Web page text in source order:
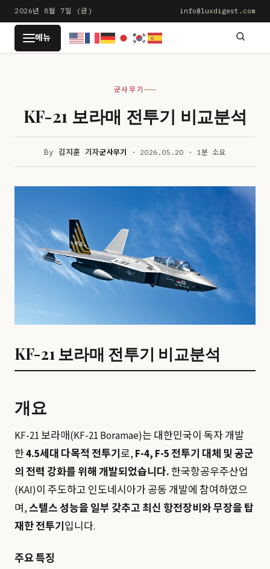
문
로
2026년 8월 7일 (금) info@luxdigest.com
LUXDIGEST
메뉴
군사무기
KF-21 보라매 전투기 비교분석
By김지훈 기자군사무기 · 2026.05.20 · 1분 소요
KF-21 보라매 전투기 비교분석
개요
KF-21 보라매(KF-21 Boramae)는 대한민국이 독자 개발
한4.5세대 다목적 전투기 로, F-4, F-5 전투기 대체 및 공군
의 전력 강화를 위해 개발되었습니다.한국항공우주산업
(KAI)이 주도하고 인도네시아가 공동 개발에 참여하였으
며,스텔스 성능을 일부 갖추고 최신 항전장비와 무장을 탑
재한 전투기 입니다.
주요 특징